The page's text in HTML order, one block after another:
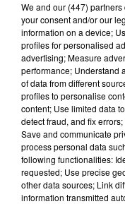
Lecture (1
100%
We and our (447) partners
your consent and/or our
information on a device;
profiles for personalised
advertising; Measure
performance; Understand
of data from different
profiles to personalise
content; Use limited data
detect fraud, and fix
Save and communicate
process personal data
following functionalities:
requested; Use precise
other data sources; Link
information transmitted